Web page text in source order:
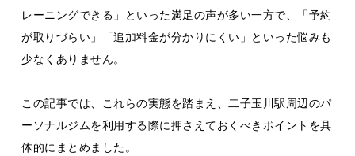
レーニングできる」といった満足の声が多い一方で、「予約
が取りづらい」「追加料金が分かりにくい」といった悩みも
少なくありません。
この記事では、これらの実態を踏まえ、二子玉川駅周辺のパ
ーソナルジムを利用する際に押さえておくべきポイントを具
体的にまとめました。